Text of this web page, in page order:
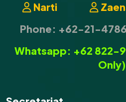
Narti
Phone: +62-21-
Whatsapp: +62 822-
Only)